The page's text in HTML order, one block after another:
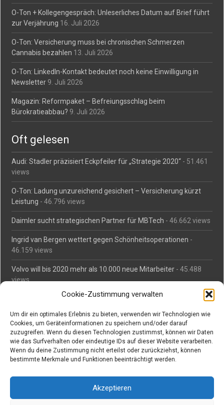
Cookie-Zustimmung verwalten
Um dir ein optimales Erlebnis zu bieten, verwenden wir Technologien wie
Cookies, um Geräteinformationen zu speichern und/oder darauf
zuzugreifen. Wenn du diesen Technologien zustimmst, können wir Daten
wie das Surfverhalten oder eindeutige IDs auf dieser Website verarbeiten.
Wenn du deine Zustimmung nicht erteilst oder zurückziehst, können
bestimmte Merkmale und Funktionen beeinträchtigt werden.
Akzeptieren
O-Ton + Kollegengespräch: Unleserliches Datum auf Brief führt
zur Verjährung 16. Juli 2026
O-Ton: Versicherung muss bei chronischen Schmerzen
Cannabis bezahlen 13. Juli 2026
O-Ton: LinkedIn-Kontakt bedeutet noch keine Einwilligung in
Newsletter 9. Juli 2026
Magazin: Reformpaket – Befreiungsschlag beim
Bürokratieabbau? 9. Juli 2026
Oft gelesen
Audi: Stadler präzisiert Eckpfeiler für „Strategie 2020“ - 51.461
views
O-Ton: Ladung unzureichend gesichert – Versicherung kürzt
Leistung - 46.796 views
Daimler sucht strategischen Partner für MBTech - 46.662 views
Ingrid van Bergen wettert gegen Schönheitsoperationen -
46.159 views
Volvo will bis 2020 mehr als 10.000 neue Mitarbeiter - 45.488
views
Mäßiges Interesse an Daimlers MBtech- 44.713 views
O-Ton: Wer muss Schaden für abgedriftete Silvesterraketen
zahlen? - 42.372 views
Kollegengespräch: Urteile zum Grillen- 42.063 views
Suchen bei Vorabs